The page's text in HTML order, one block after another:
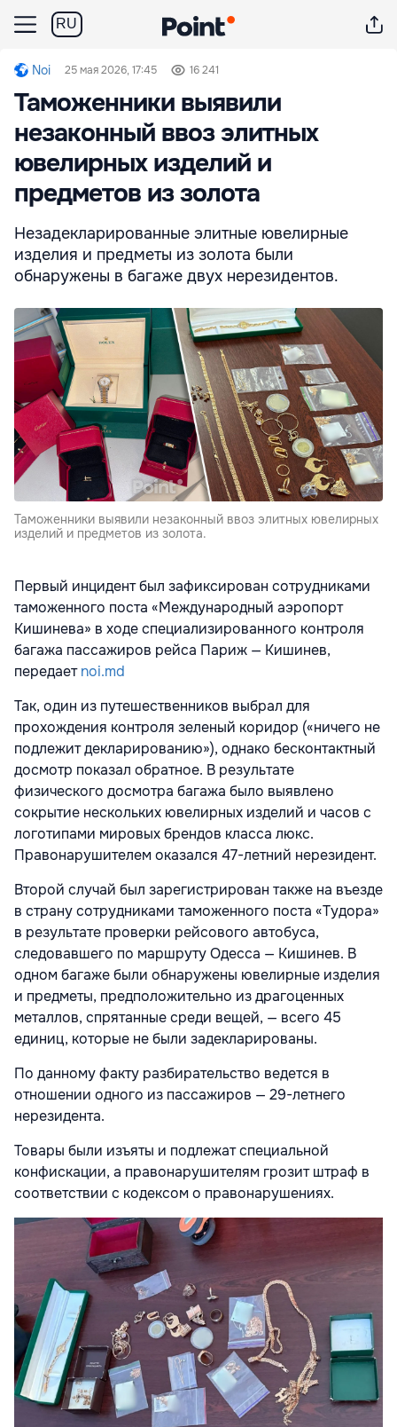
RU
Noi 25 мая 2026, 17:45 16 241
Таможенники выявили
незаконный ввоз элитных
ювелирных изделий и
предметов из золота
Незадекларированные элитные ювелирные
изделия и предметы из золота были
обнаружены в багаже двух нерезидентов.
Таможенники выявили незаконный ввоз элитных ювелирных
изделий и предметов из золота.
Первый инцидент был зафиксирован сотрудниками
таможенного поста «Международный аэропорт
Кишинева» в ходе специализированного контроля
багажа пассажиров рейса Париж — Кишинев,
передаетnoi.md
Так, один из путешественников выбрал для
прохождения контроля зеленый коридор («ничего не
подлежит декларированию»), однако бесконтактный
досмотр показал обратное. В результате
физического досмотра багажа было выявлено
сокрытие нескольких ювелирных изделий и часов с
логотипами мировых брендов класса люкс.
Правонарушителем оказался 47-летний нерезидент.
Второй случай был зарегистрирован также на въезде
в страну сотрудниками таможенного поста «Тудора»
в результате проверки рейсового автобуса,
следовавшего по маршруту Одесса — Кишинев. В
одном багаже были обнаружены ювелирные изделия
и предметы, предположительно из драгоценных
металлов, спрятанные среди вещей, — всего 45
единиц, которые не были задекларированы.
По данному факту разбирательство ведется в
отношении одного из пассажиров — 29-летнего
нерезидента.
Товары были изъяты и подлежат специальной
конфискации, а правонарушителям грозит штраф в
соответствии с кодексом о правонарушениях.